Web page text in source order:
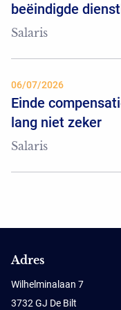
beëindigde
Salaris
06/07/2026
Einde
lang niet zeker
Salaris
Adres
Wilhelminalaan 7
3732 GJ De Bilt